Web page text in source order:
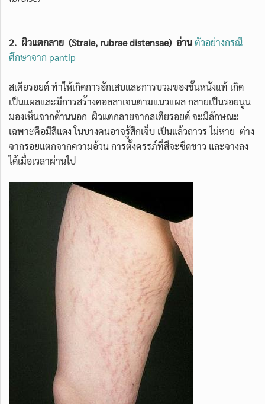
2. ผิวแตกลาย (Straie, rubrae distensae) อ่านตัวอย่างกรณี
ศึกษาจาก pantip
สเตียรอยด์ ทำให้เกิดการอักเสบและการบวมของชั้นหนังแท้ เกิด
เป็นแผลและมีการสร้างคอลลาเจนตามแนวแผล กลายเป็นรอยนูน
มองเห็นจากด้านนอก ผิวแตกลายจากสเตียรอยด์ จะมีลักษณะ
เฉพาะคือมีสีแดง ในบางคนอาจรู้สึกเจ็บ เป็นแล้วถาวร ไม่หาย ต่าง
จากรอยแตกจากความอ้วน การตั้งครรภ์ที่สีจะซีดขาว และจางลง
ได้เมื่อเวลาผ่านไป